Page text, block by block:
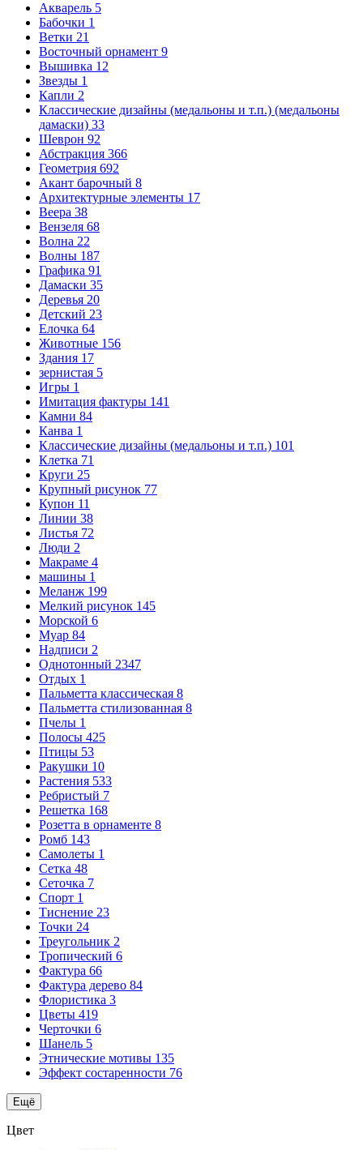
Акварель 5
Бабочки 1
Ветки 21
Восточный орнамент 9
Вышивка 12
Звезды 1
Капли 2
Классические дизайны (медальоны и т.п.) (медальоны
дамаски) 33
Шеврон 92
Абстракция 366
Геометрия 692
Акант барочный 8
Архитектурные элементы 17
Веера 38
Вензеля 68
Волна 22
Волны 187
Графика 91
Дамаски 35
Деревья 20
Детский 23
Елочка 64
Животные 156
Здания 17
зернистая 5
Игры 1
Имитация фактуры 141
Камни 84
Канва 1
Классические дизайны (медальоны и т.п.) 101
Клетка 71
Круги 25
Крупный рисунок 77
Купон 11
Линии 38
Листья 72
Люди 2
Макраме 4
машины 1
Меланж 199
Мелкий рисунок 145
Морской 6
Муар 84
Надписи 2
Однотонный 2347
Отдых 1
Пальметта классическая 8
Пальметта стилизованная 8
Пчелы 1
Полосы 425
Птицы 53
Ракушки 10
Растения 533
Ребристый 7
Решетка 168
Розетта в орнаменте 8
Ромб 143
Самолеты 1
Сетка 48
Сеточка 7
Спорт 1
Тиснение 23
Точки 24
Треугольник 2
Тропический 6
Фактура 66
Фактура дерево 84
Флористика 3
Цветы 419
Черточки 6
Шанель 5
Этнические мотивы 135
Эффект состаренности 76
Ещё
Цвет